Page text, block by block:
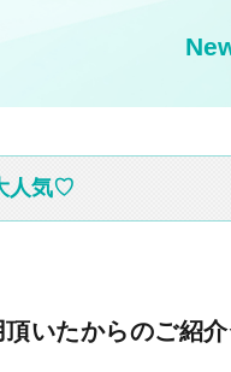
人気♡
いたからのご紹介